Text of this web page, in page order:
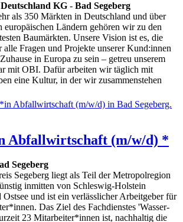
KG - Bad Segeberg
als 350 Märkten in Deutschland und über
europäischen Ländern gehören wir zu den
Baumärkten. Unsere Vision ist es, die
alle Fragen und Projekte unserer Kund:innen
in Europa zu sein – getreu unserem
mit OBI. Dafür arbeiten wir täglich mit
eine Kultur, in der wir zusammenstehen
Abfallwirtschaft (m/w/d) *
Segeberg
Segeberg liegt als Teil der Metropolregion
inmitten von Schleswig-Holstein
und ist ein verlässlicher Arbeitgeber für
Das Ziel des Fachdienstes 'Wasser-
23 Mitarbeiter*innen ist, nachhaltig die